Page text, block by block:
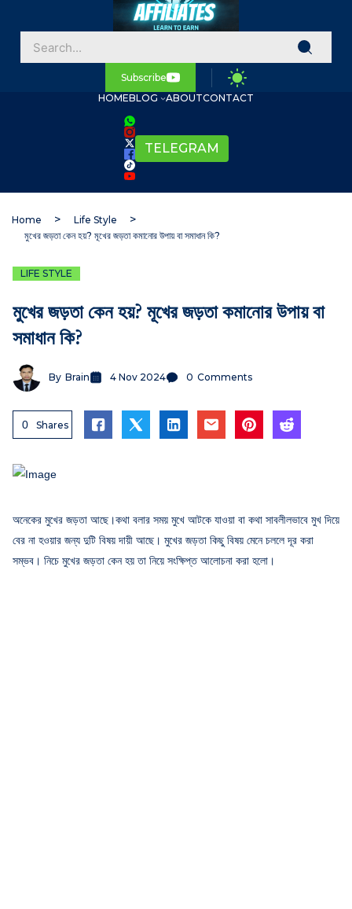
Subscribe
HOMEBLOG ABOUTCONTACT
TELEGRAM
Home
Life Style
মুখের জড়তা কেন হয়? মূখের জড়তা কমানোর উপায় বা সমাধান কি?
LIFE STYLE
মুখের জড়তা কেন হয়? মূখের জড়তা কমানোর উপায় বা
সমাধান কি?
By Brain 4 Nov 2024 0 Comments
0 Shares
অনেকের মুখের জড়তা আছে।কথা বলার সময় মুখে আটকে যাওয়া বা কথা সাবলীলভাবে মুখ দিয়ে
বের না হওয়ার জন্য দুটি বিষয় দায়ী আছে। মুখের জড়তা কিছু বিষয় মেনে চললে দূর করা
সম্ভব। নিচে মুখের জড়তা কেন হয় তা নিয়ে সংক্ষিপ্ত আলোচনা করা হলো।